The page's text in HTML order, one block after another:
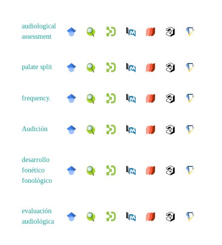
audiological
assessment
palate split
frequency.
Audición
desarrollo
fonético
fonológico
evaluación
audiológica